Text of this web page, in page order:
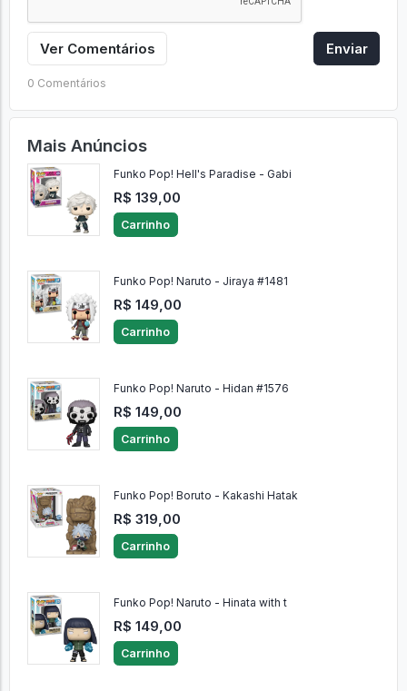
Ver Comentários Enviar
0 Comentários
Mais Anúncios
Funko Pop! Hell's Paradise - Gabi
R$ 139,00
Carrinho
Funko Pop! Naruto - Jiraya #1481
R$ 149,00
Carrinho
Funko Pop! Naruto - Hidan #1576
R$ 149,00
Carrinho
Funko Pop! Boruto - Kakashi Hatak
R$ 319,00
Carrinho
Funko Pop! Naruto - Hinata with t
R$ 149,00
Carrinho